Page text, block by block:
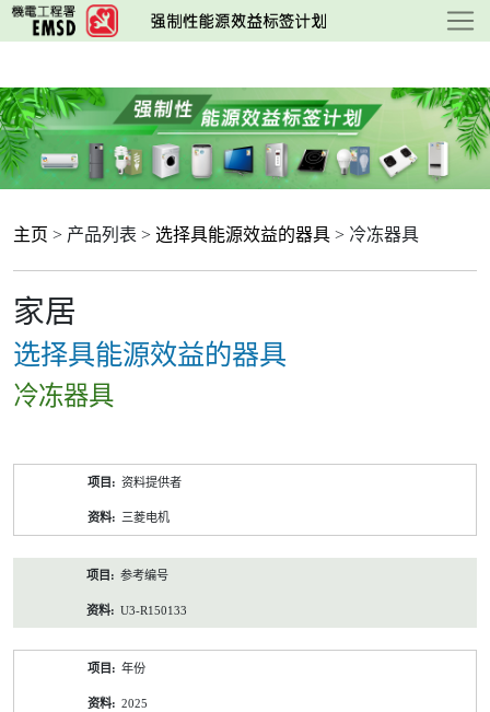
跳
至
要
内
容
主页 > 产品列表 > 选择具能源效益的器具 > 冷冻器具
家居
选择具能源效益的器具
冷冻器具
资料提供者
三菱电机
参考编号
U3-R150133
年份
2025